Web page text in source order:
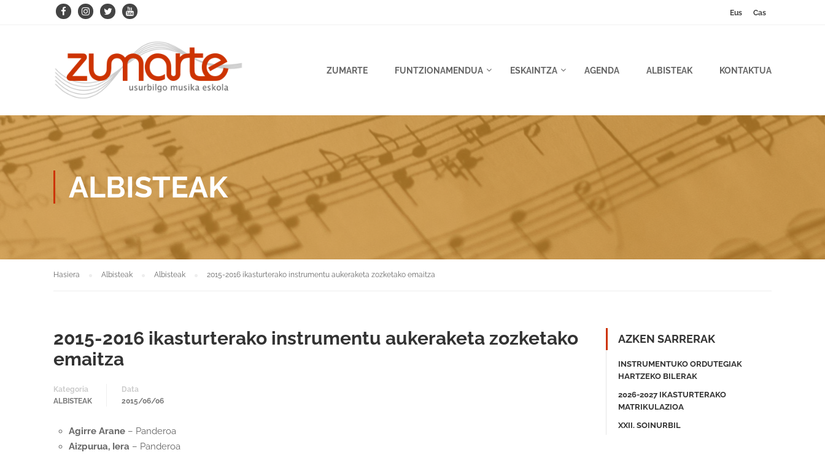
Eus Cas
ZUMARTE FUNTZIONAMENDUA ESKAINTZA AGENDA ALBISTEAK KONTAKTUA
ALBISTEAK
Hasiera Albisteak Albisteak 2015-2016 ikasturterako instrumentu aukeraketa zozketako emaitza
2015-2016 ikasturterako instrumentu aukeraketa zozketako
emaitza
Kategoria
ALBISTEAK
Data
2015/06/06
Agirre Arane – Panderoa
Aizpurua, Iera – Panderoa
AZKEN SARRERAK
INSTRUMENTUKO ORDUTEGIAK
HARTZEKO BILERAK
2026-2027 IKASTURTERAKO
MATRIKULAZIOA
XXII. SOINURBIL